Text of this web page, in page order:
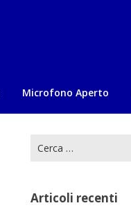
Microfono Aperto
per:
Articoli recenti